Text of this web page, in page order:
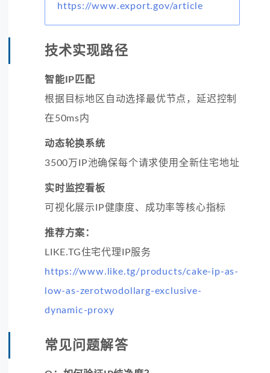
https://www.export.gov/article
技术实现路径
智能IP匹配
根据目标地区自动选择最优节点，延迟控制
在50ms内
动态轮换系统
3500万IP池确保每个请求使用全新住宅地址
实时监控看板
可视化展示IP健康度、成功率等核心指标
推荐方案：
LIKE.TG住宅代理IP服务
https://www.like.tg/products/cake-ip-as-
low-as-zerotwodollarg-exclusive-
dynamic-proxy
常见问题解答